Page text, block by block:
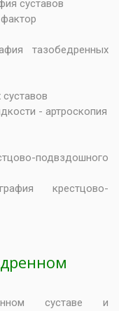
суставов
тазобедренных
- артроскопия
подвздошного
крестцово-
суставе и